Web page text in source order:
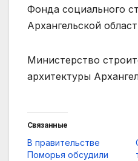
Фонда социального
Архангельской
Министерство
архитектуры
Связанные
В правительстве
Поморья обсудили